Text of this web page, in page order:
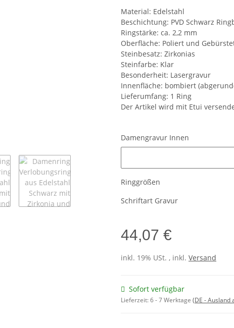
Material: Edelstahl
Beschichtung: PVD Schwarz
Ringstärke: ca. 2,2 mm
Oberfläche: Poliert und
Steinbesatz: Zirkonias
Steinfarbe: Klar
Besonderheit: Lasergravur
Innenfläche: bombiert
Lieferumfang: 1 Ring
Der Artikel wird mit Etui
Damengravur Innen
Ringgrößen
Schriftart Gravur
44,07 €
inkl. 19% USt. , inkl. Versand
Sofort verfügbar
Lieferzeit:6 - 7 Werktage (DE - Ausland